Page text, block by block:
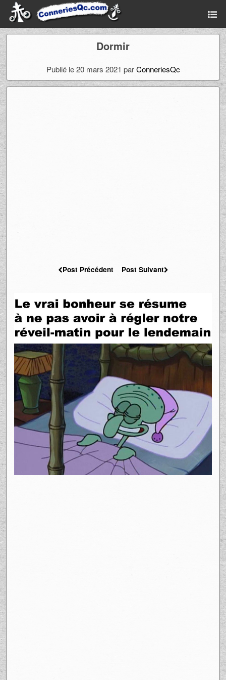
Dormir
Publié le 20 mars 2021 parConneriesQc
Post Précédent Post Suivant